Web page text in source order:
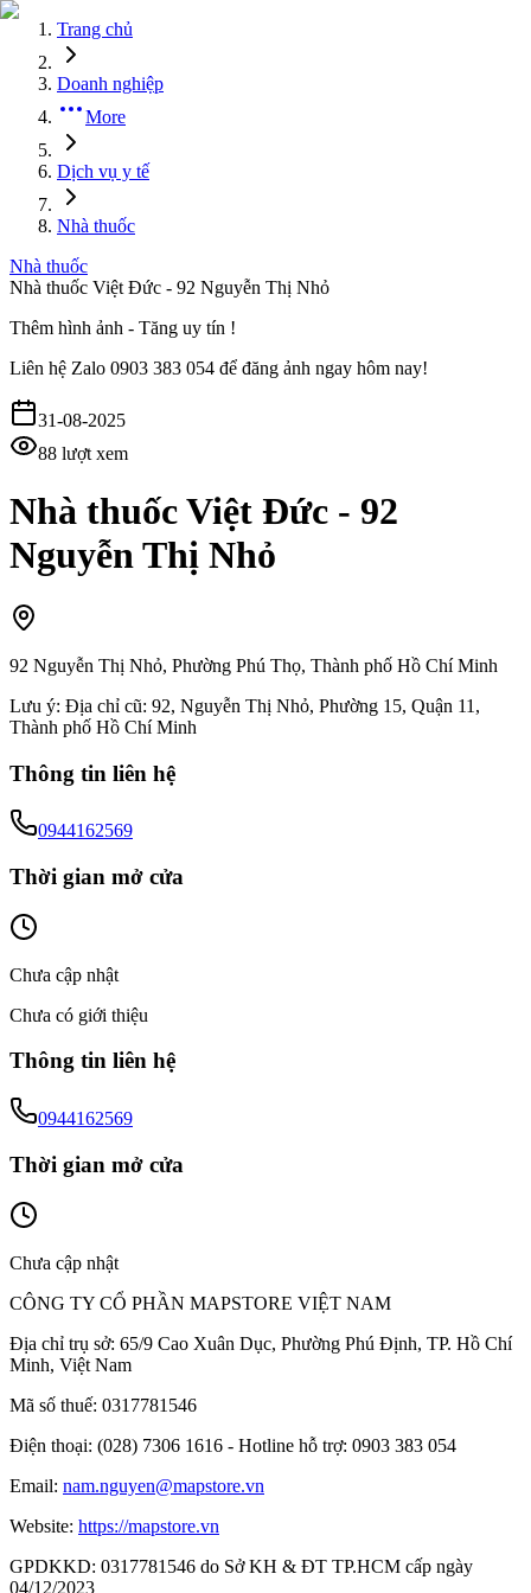
Trang chủ
Doanh nghiệp
More
Dịch vụ y tế
Nhà thuốc
Nhà thuốc
Nhà thuốc Việt Đức - 92 Nguyễn Thị Nhỏ
Thêm hình ảnh - Tăng uy tín !
Liên hệ Zalo 0903 383 054 để đăng ảnh ngay hôm nay!
31-08-2025
88 lượt xem
Nhà thuốc Việt Đức - 92
Nguyễn Thị Nhỏ
92 Nguyễn Thị Nhỏ, Phường Phú Thọ, Thành phố Hồ Chí Minh
Lưu ý: Địa chỉ cũ: 92, Nguyễn Thị Nhỏ, Phường 15, Quận 11,
Thành phố Hồ Chí Minh
Thông tin liên hệ
0944162569
Thời gian mở cửa
Chưa cập nhật
Chưa có giới thiệu
Thông tin liên hệ
0944162569
Thời gian mở cửa
Chưa cập nhật
CÔNG TY CỔ PHẦN MAPSTORE VIỆT NAM
Địa chỉ trụ sở: 65/9 Cao Xuân Dục, Phường Phú Định, TP. Hồ Chí
Minh, Việt Nam
Mã số thuế: 0317781546
Điện thoại: (028) 7306 1616 - Hotline hỗ trợ: 0903 383 054
Email: nam.nguyen@mapstore.vn
Website: https://mapstore.vn
GPDKKD: 0317781546 do Sở KH & ĐT TP.HCM cấp ngày
04/12/2023